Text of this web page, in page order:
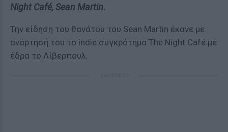
Night Café, Sean Martin.
Την είδηση του θανάτου του Sean Martin έκανε με
ανάρτησή του το indie συγκρότημα The Night Café με
έδρα το Λίβερπουλ.